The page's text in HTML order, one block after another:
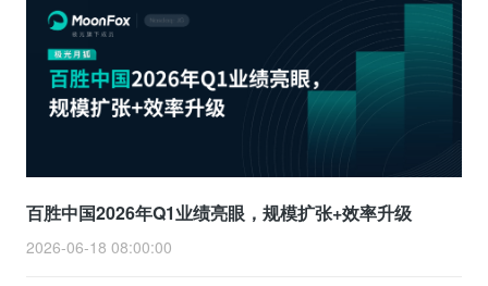
百胜中国2026年Q1业绩亮眼，规模扩张+效率升级
2026-06-18 08:00:00